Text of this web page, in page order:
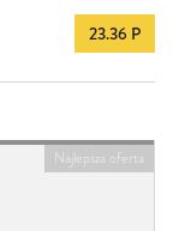
23.36 P
Najlepsza oferta